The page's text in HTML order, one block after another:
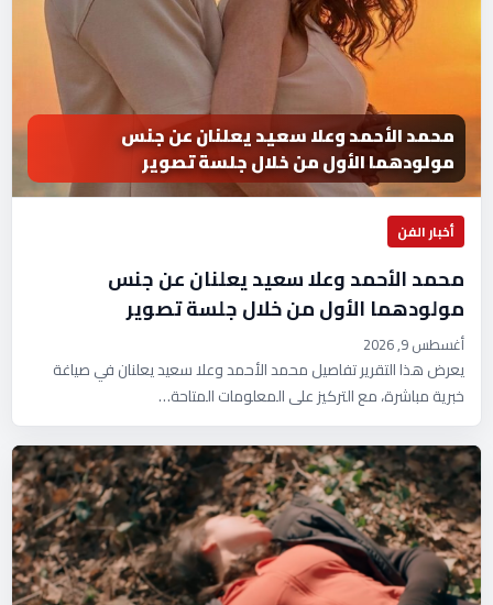
محمد الأحمد وعلا سعيد يعلنان عن جنس
مولودهما الأول من خلال جلسة تصوير
أخبار الفن
محمد الأحمد وعلا سعيد يعلنان عن جنس
مولودهما الأول من خلال جلسة تصوير
أغسطس 9, 2026
يعرض هذا التقرير تفاصيل محمد الأحمد وعلا سعيد يعلنان في صياغة
خبرية مباشرة، مع التركيز على المعلومات المتاحة…